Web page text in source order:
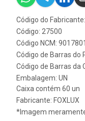
Código do
Código: 27500
Código NCM:
Código de Barras do
Código de Barras da
Embalagem: UN
Caixa contém 60 un
Fabricante: FOXLUX
*Imagem